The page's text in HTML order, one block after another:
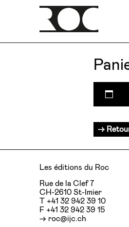
Les éditions du Roc
Rue de la Clef 7
CH-2610 St-Imier
T +41 32 942 39 10
F +41 32 942 39 15
roc@ijc.ch